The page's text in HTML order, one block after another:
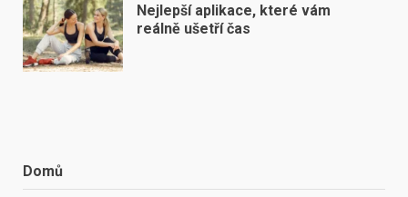
Nejlepší aplikace, které vám
reálně ušetří čas
Domů